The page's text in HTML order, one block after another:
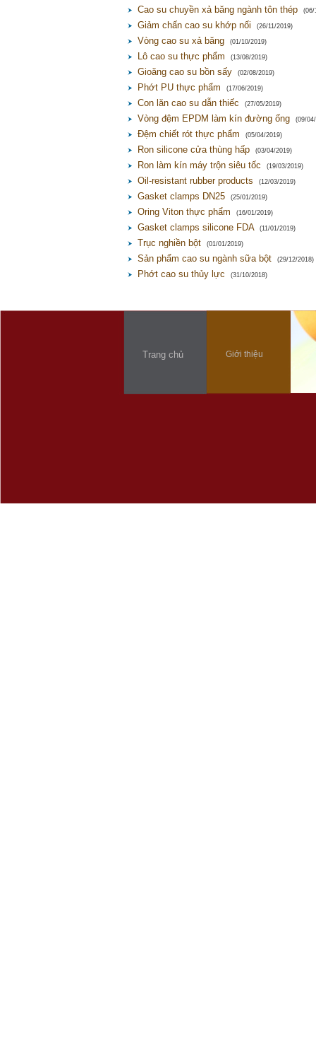
Cao su chuyền xả băng ngành tôn thép (06/
Giảm chấn cao su khớp nối (26/11/2019)
Vòng cao su xả băng (01/10/2019)
Lô cao su thực phẩm (13/08/2019)
Gioăng cao su bồn sấy (02/08/2019)
Phớt PU thực phẩm (17/06/2019)
Con lăn cao su dẫn thiếc (27/05/2019)
Vòng đệm EPDM làm kín đường ống (09/
Đệm chiết rót thực phẩm (05/04/2019)
Ron silicone cửa thùng hấp (03/04/2019)
Ron làm kín máy trộn siêu tốc (19/03/2019)
Oil-resistant rubber products (12/03/2019)
Gasket clamps DN25 (25/01/2019)
Oring Viton thực phẩm (16/01/2019)
Gasket clamps silicone FDA (11/01/2019)
Trục nghiền bột (01/01/2019)
Sản phẩm cao su ngành sữa bột (29/12/2018)
Phớt cao su thủy lực (31/10/2018)
Trang chủ Giới thiệu